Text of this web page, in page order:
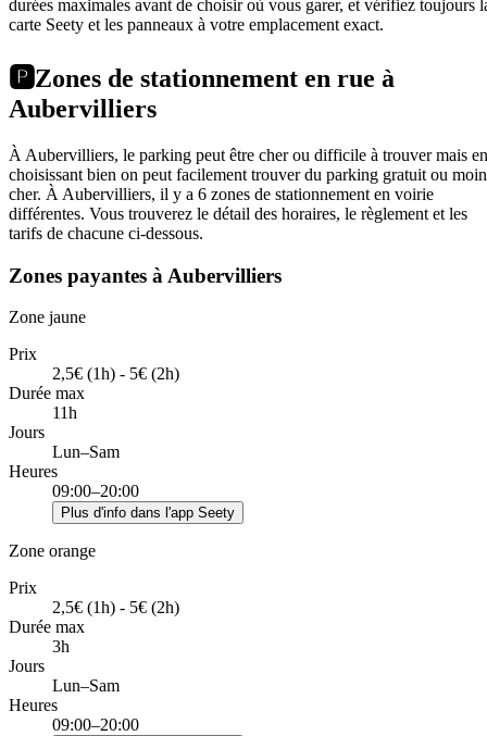
durées maximales avant de choisir où vous garer, et vérifiez toujours
carte Seety et les panneaux à votre emplacement exact.
🅿️Zones de stationnement en rue à
Aubervilliers
À Aubervilliers, le parking peut être cher ou difficile à trouver mais en
choisissant bien on peut facilement trouver du parking gratuit ou
cher. À Aubervilliers, il y a 6 zones de stationnement en voirie
différentes. Vous trouverez le détail des horaires, le règlement et les
tarifs de chacune ci-dessous.
Zones payantes à Aubervilliers
Zone jaune
Prix
2,5€ (1h) - 5€ (2h)
Durée max
11h
Jours
Lun–Sam
Heures
09:00–20:00
Plus d'info dans l'app Seety
Zone orange
Prix
2,5€ (1h) - 5€ (2h)
Durée max
3h
Jours
Lun–Sam
Heures
09:00–20:00